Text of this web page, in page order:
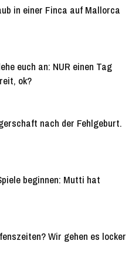
in einer Finca auf Mallorca
euch an: NUR einen Tag
ok?
nach der Fehlgeburt.
beginnen: Mutti hat
Wir gehen es locker